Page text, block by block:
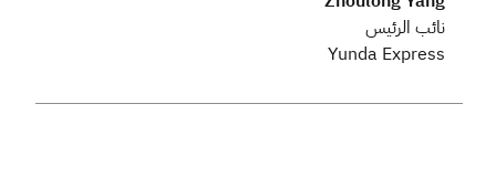
نائب الرئيس
Yunda Express